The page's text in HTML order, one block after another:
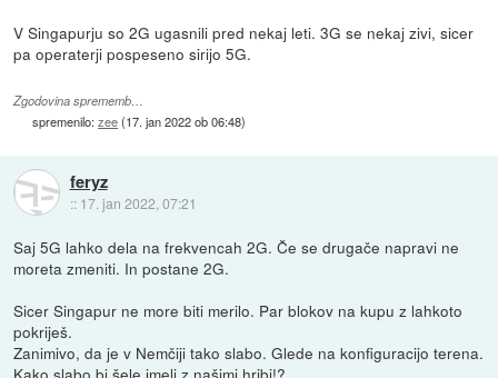
V Singapurju so 2G ugasnili pred nekaj leti. 3G se nekaj zivi, sicer
pa operaterji pospeseno sirijo 5G.
Zgodovina sprememb…
spremenilo:zee(17. jan 2022 ob 06:48)
feryz
:: 17. jan 2022, 07:21
Saj 5G lahko dela na frekvencah 2G. Če se drugače napravi ne
moreta zmeniti. In postane 2G.
Sicer Singapur ne more biti merilo. Par blokov na kupu z lahkoto
pokriješ.
Zanimivo, da je v Nemčiji tako slabo. Glede na konfiguracijo terena.